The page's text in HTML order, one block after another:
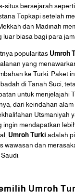
situs bersejarah seperti
Topkapi setelah
dan Madinah
biasa bagi para
popularitas Umroh
yang
ke Turki. Paket
di Tanah Suci,
untuk menjelajahi
dari keindahan
Utsmaniyah
ingin mendapatkan
Umroh Turki adalah
wawasan dan
Umroh